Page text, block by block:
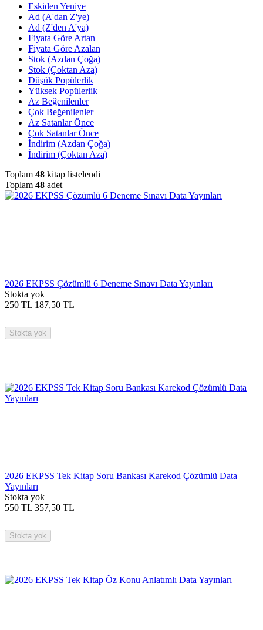
Eskiden Yeniye
Ad (A'dan Z'ye)
Ad (Z'den A'ya)
Fiyata Göre Artan
Fiyata Göre Azalan
Stok (Azdan Çoğa)
Stok (Çoktan Aza)
Düşük Popülerlik
Yüksek Popülerlik
Az Beğenilenler
Çok Beğenilenler
Az Satanlar Önce
Çok Satanlar Önce
İndirim (Azdan Çoğa)
İndirim (Çoktan Aza)
Toplam 48 kitap listelendi
Toplam 48 adet
2026 EKPSS Çözümlü 6 Deneme Sınavı Data Yayınları
Stokta yok
250 TL 187,50 TL
Stokta yok
2026 EKPSS Tek Kitap Soru Bankası Karekod Çözümlü Data
Yayınları
Stokta yok
550 TL 357,50 TL
Stokta yok